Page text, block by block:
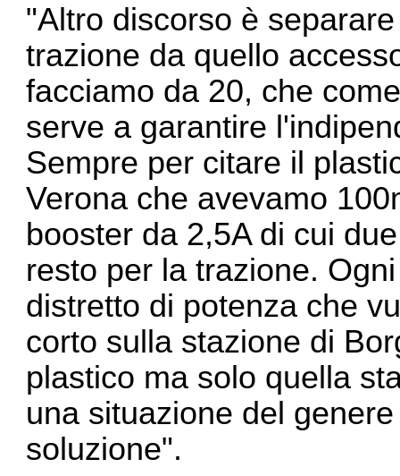
"Altro discorso è
trazione da quello
facciamo da 20, che
serve a garantire
Sempre per citare il
Verona che avevamo
booster da 2,5A di cui
resto per la trazione.
distretto di potenza che
corto sulla stazione di
plastico ma solo quella
una situazione del
soluzione".